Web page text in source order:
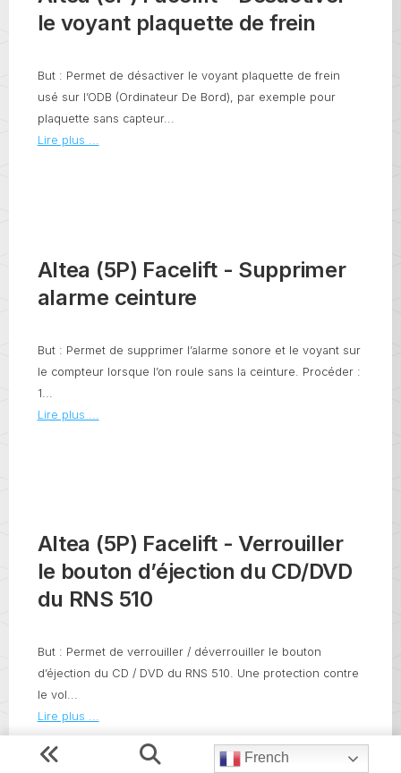
le voyant plaquette de frein
But : Permet de désactiver le voyant plaquette de frein
usé sur l’ODB (Ordinateur De Bord), par exemple pour
plaquette sans capteur...
Lire plus ...
Altea (5P) Facelift - Supprimer
alarme ceinture
But : Permet de supprimer l’alarme sonore et le voyant sur
le compteur lorsque l’on roule sans la ceinture. Procéder :
1...
Lire plus ...
Altea (5P) Facelift - Verrouiller
le bouton d’éjection du CD/DVD
du RNS 510
But : Permet de verrouiller / déverrouiller le bouton
d’éjection du CD / DVD du RNS 510. Une protection contre
le vol...
Lire plus ...
French